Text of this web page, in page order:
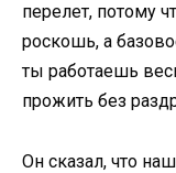
перелет, потому
роскошь, а
ты работаешь
прожить без
Он сказал, что